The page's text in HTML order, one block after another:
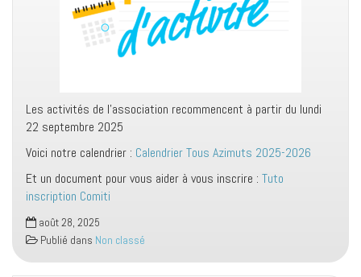
Les activités de l’association recommencent à partir du lundi
22 septembre 2025
Voici notre calendrier : Calendrier Tous Azimuts 2025-2026
Et un document pour vous aider à vous inscrire : Tuto
inscription Comiti
août 28, 2025
Publié dans Non classé